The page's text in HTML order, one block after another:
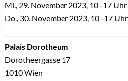
Mi., 29. November 2023, 10–17 Uhr
Do., 30. November 2023, 10–17 Uhr
Palais Dorotheum
Dorotheergasse 17
1010 Wien